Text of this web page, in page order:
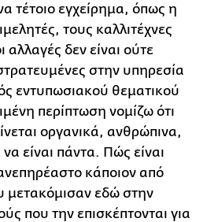
τέτοιο εγχείρημα, όπως η
τους καλλιτέχνες
δεν είναι ούτε
στην υπηρεσία
εντυπωσιακού θεματικού
περίπτωση νομίζω ότι
οργανικά, ανθρώπινα,
είναι πάντα. Πώς είναι
κάποιον από
μετακόμισαν εδώ στην
που την επισκέπτονται για